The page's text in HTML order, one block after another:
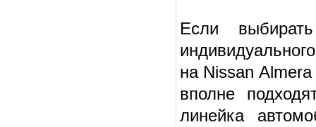
Если
на Nissan Almera
вполне
линейка